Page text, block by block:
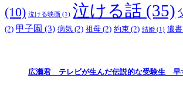
(10) 泣ける映画 (1) 泣ける話 (35)
(2) 甲子園 (3) 病気 (2) 祖母 (2) 約束 (2) 結婚 (1) 遺書
広瀬君 テレビが生んだ伝説的な受験生 早